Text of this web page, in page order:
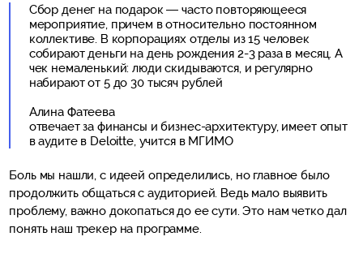
Сбор денег на подарок — часто повторяющееся
мероприятие, причем в относительно постоянном
коллективе. В корпорациях отделы из 15 человек
собирают деньги на день рождения 2-3 раза в месяц. А
чек немаленький: люди скидываются, и регулярно
набирают от 5 до 30 тысяч рублей
Алина Фатеева
отвечает за финансы и бизнес-архитектуру, имеет опыт
в аудите в Deloitte, учится в МГИМО
Боль мы нашли, с идеей определились, но главное было
продолжить общаться с аудиторией. Ведь мало выявить
проблему, важно докопаться до ее сути. Это нам четко дал
понять наш трекер на программе.